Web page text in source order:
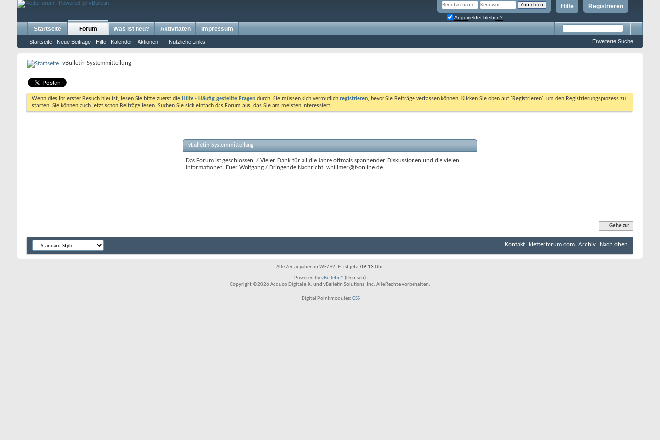
Registrieren
Hilfe
Angemeldet bleiben?
Startseite Forum
Startseite Neue Beiträge Hilfe Kalender Aktionen Nützliche Links
Was ist neu? Aktivitäten Impressum
Erweiterte Suche
vBulletin-Systemmitteilung
Wenn dies Ihr erster Besuch hier ist, lesen Sie bitte zuerst die Hilfe - Häufig gestellte Fragen durch. Sie müssen sich vermutlich registrieren, bevor Sie Beiträge verfassen können. Klicken Sie oben auf 'Registrieren', um den Registrierungsprozess zu
starten. Sie können auch jetzt schon Beiträge lesen. Suchen Sie sich einfach das Forum aus, das Sie am meisten interessiert.
vBulletin-Systemmitteilung
Das Forum ist geschlossen. / Vielen Dank für all die Jahre oftmals spannenden Diskussionen und die vielen
Informationen. Euer Wolfgang / Dringende Nachricht: whillmer@t-online.de
Gehe zu:
Kontakt kletterforum.com Archiv Nach oben
Alle Zeitangaben in WEZ +2. Es ist jetzt09:13 Uhr.
Powered byvBulletin® (Deutsch)
Copyright ©2026 Adduco Digital e.K. und vBulletin Solutions, Inc. Alle Rechte vorbehalten.
Digital Point modules: CSS